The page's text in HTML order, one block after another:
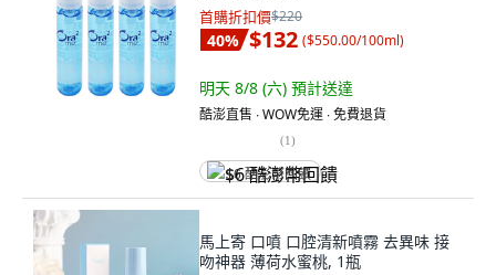
首購折扣價$220
40% $132 ($550.00/100ml)
明天 8/8 (六) 預計送達
酷澎直售 ∙ WOW免運 ∙ 免費退貨
(1)
$6 酷澎幣回饋
馬上寄 口噴 口腔清新噴霧 去異味 接
吻神器 薄荷水蜜桃, 1瓶